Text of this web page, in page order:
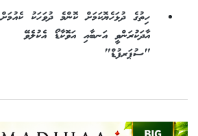
ހިތުގެ ދުޅަހެޔޮކަމަށް ކޮންމެ ދުވަހަކު ކެއުމަށް
އާދަކުރަންވީ އަނބާއި އަވޮކާޑޯ އެކުލެވޭ
"ސުޕަރފުޑް"